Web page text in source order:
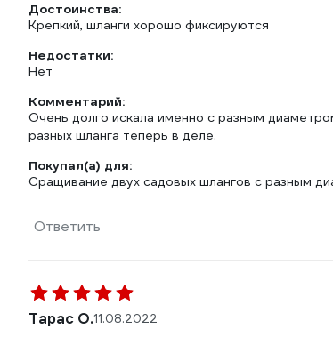
Достоинства:
Крепкий, шланги хорошо фиксируются
Недостатки:
Нет
Комментарий:
Очень долго искала именно с разным
разных шланга теперь в деле.
Покупал(а) для:
Сращивание двух садовых шлангов с разным
Ответить
Тарас О.11.08.2022